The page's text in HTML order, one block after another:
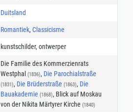
Duitsland
Romantiek, Classicisme
kunstschilder, ontwerper
Die Familie des Kommerzienrats
Westphal (1836), Die Parochialstraße
(1831), Die Brüderstraße (1863), Die
Bauakademie (1868), Blick auf Moskau
von der Nikita Märtyrer Kirche (1840)